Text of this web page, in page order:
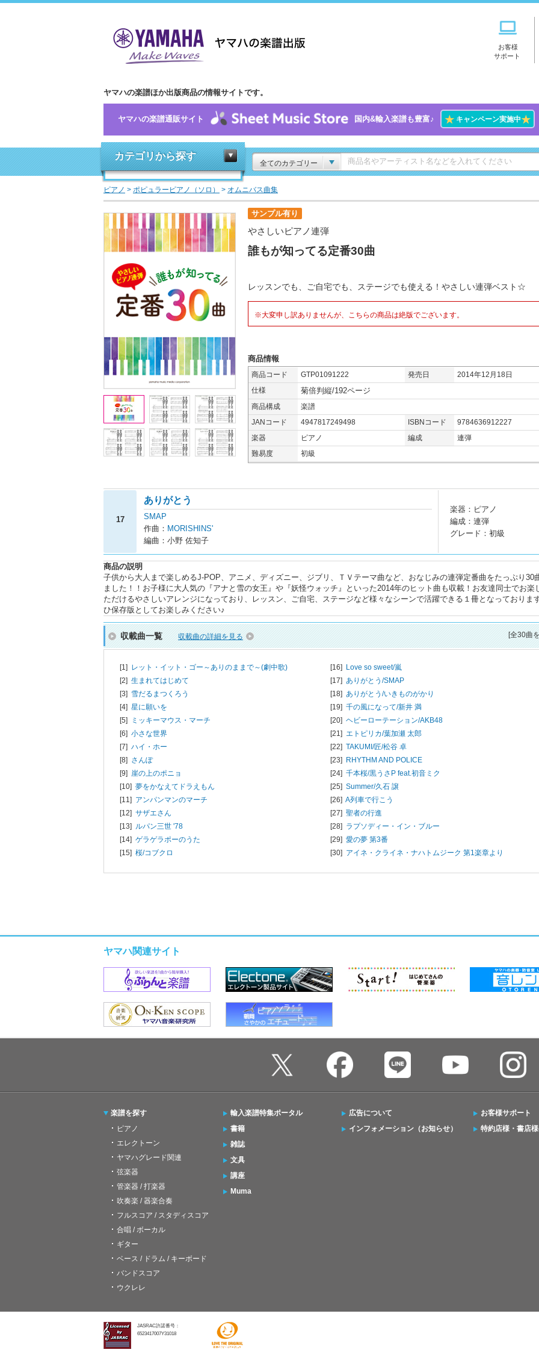
お客様
サポート
ヤマハの楽譜ほか出版商品の情報サイトです。
ヤマハの楽譜通販サイト 国内&輸入楽譜も豊富♪ ★キャンペーン実施中★
カテゴリから探す
全てのカテゴリー
ピアノ > ポピュラーピアノ（ソロ） > オムニバス曲集
サンプル有り
やさしいピアノ連弾
誰もが知ってる定番30曲
レッスンでも、ご自宅でも、ステージでも使える！やさしい連弾ベスト☆
※大変申し訳ありませんが、こちらの商品は絶版でございます。
商品情報
商品コード GTP01091222 発売日
2014年12月18日
仕様
菊倍判縦/192ページ
商品構成
楽譜
JANコード
4947817249498 ISBNコード
9784636912227
楽器
ピアノ 編成
連弾
難易度
初級
17
ありがとう
SMAP
作曲： MORISHINS'
編曲：小野 佐知子
楽器：ピアノ
編成：連弾
グレード：初級
商品の説明
子供から大人まで楽しめるJ-POP、アニメ、ディズニー、ジブリ、ＴＶテーマ曲など、おなじみの連弾定番曲をたっぷり30
ました！！お子様に大人気の『アナと雪の女王』や『妖怪ウォッチ』といった2014年のヒット曲も収載！お友達同士でお楽
ただけるやさしいアレンジになっており、レッスン、ご自宅、ステージなど様々なシーンで活躍できる１冊となっておりま
ひ保存版としてお楽しみください♪
収載曲一覧 収載曲の詳細を見る [全30曲
[1] レット・イット・ゴー～ありのままで～(劇中歌)
[2] 生まれてはじめて
[3] 雪だるまつくろう
[4] 星に願いを
[5]
ミッキーマウス・マーチ
[6] 小さな世界
[7] ハイ・ホー
[8] さんぽ
[9] 崖の上のポニョ
[10] 夢をかなえてドラえもん
[11] アンパンマンのマーチ
[12] サザエさん
[13] ルパン三世 '78
[14] ゲラゲラポーのうた
[15] 桜/コブクロ
[16] Love so sweet/嵐
[17] ありがとう/SMAP
[18] ありがとう/いきものがかり
[19] 千の風になって/新井 満
[20] ヘビーローテーション/AKB48
[21] エトピリカ/葉加瀬 太郎
[22] TAKUMI/匠/松谷 卓
[23] RHYTHM AND POLICE
[24] 千本桜/黒うさP feat.初音ミク
[25] Summer/久石 譲
[26] A列車で行こう
[27] 聖者の行進
[28] ラプソディー・イン・ブルー
[29] 愛の夢 第3番
[30] アイネ・クライネ・ナハトムジーク 第1楽章より
ヤマハ関連サイト
楽譜を探す
ピアノ
エレクトーン
ヤマハグレード関連
弦楽器
管楽器 / 打楽器
吹奏楽 / 器楽合奏
フルスコア / スタディスコア
合唱 / ボーカル
ギター
ベース / ドラム / キーボード
バンドスコア
ウクレレ
輸入楽譜特集ポータル
書籍
雑誌
文具
講座
Muma
広告について
インフォメーション（お知らせ）
お客様サポート
特約店様・書店
JASRAC許諾番号：
6523417007Y31018